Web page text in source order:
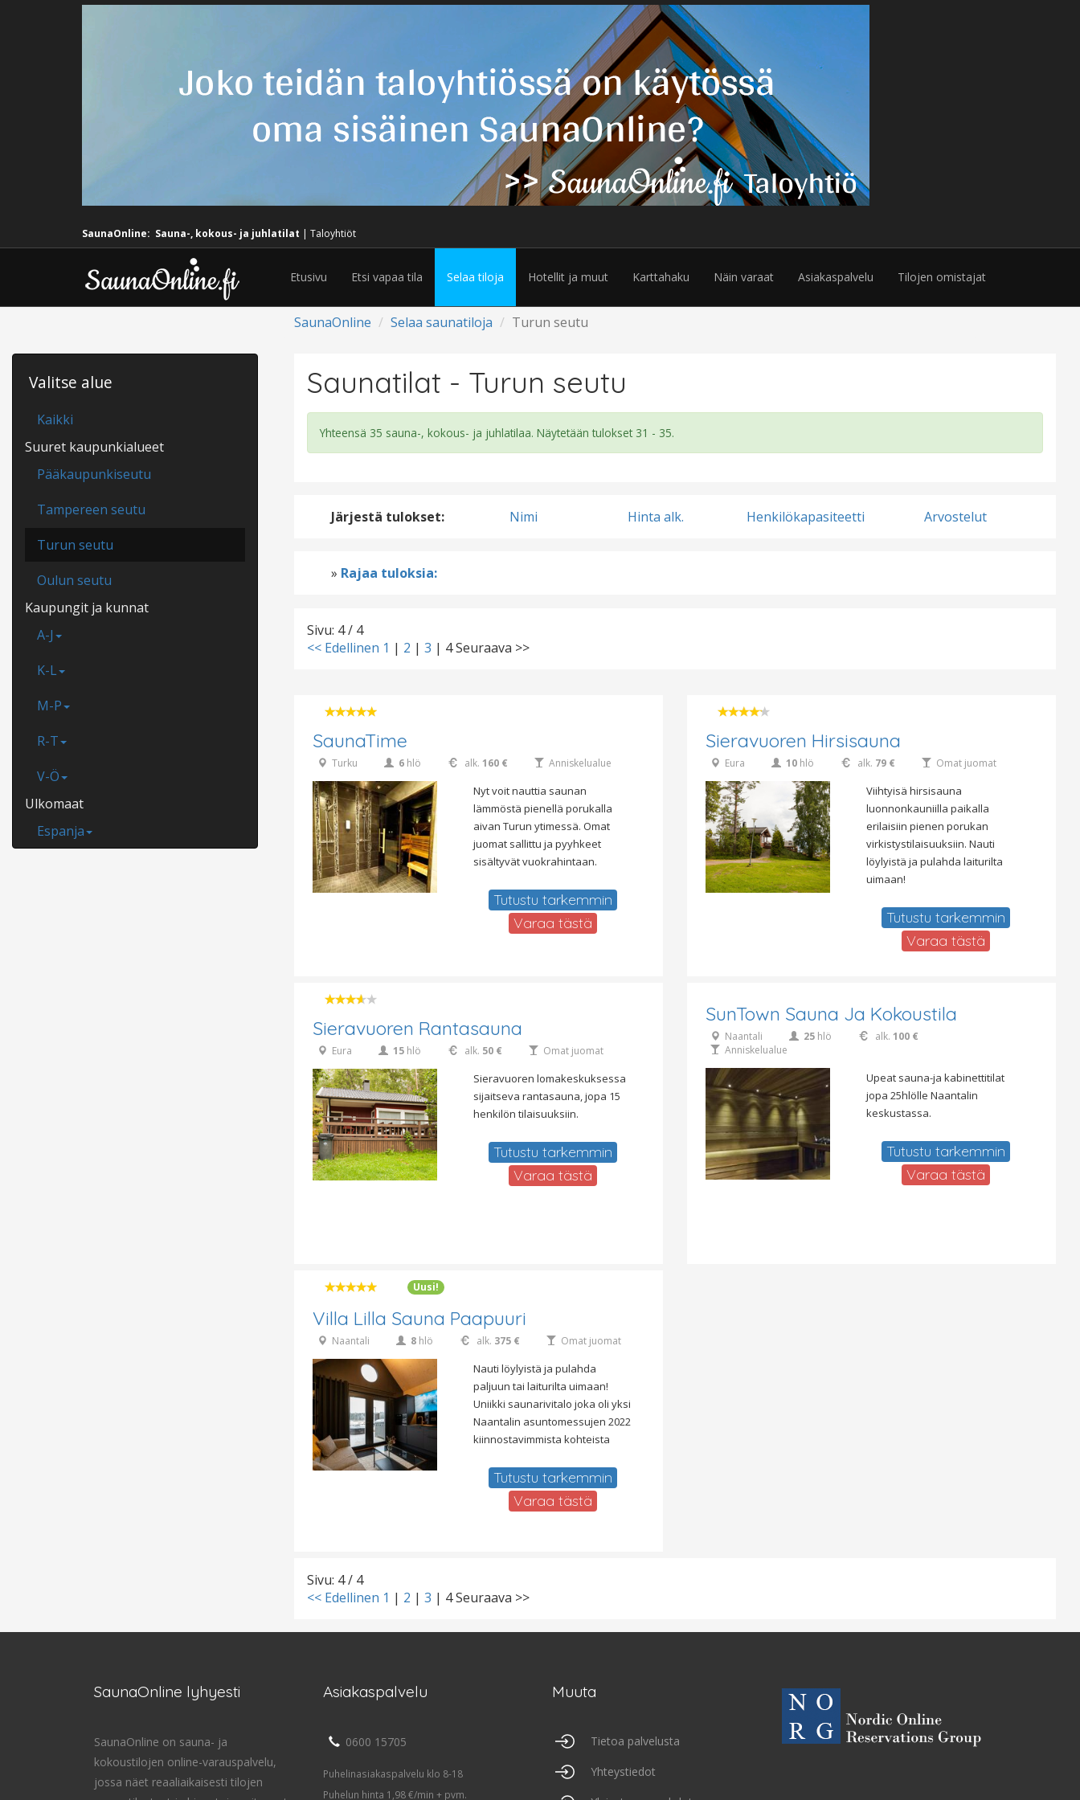
SaunaOnline: Sauna-, kokous- ja juhlatilat | Taloyhtiöt
Etusivu Etsi vapaa tila Selaa tiloja Hotellit ja muut Karttahaku Näin varaat Asiakaspalvelu Tilojen omistajat
SaunaOnline Selaa saunatiloja Turun seutu
Valitse alue
Kaikki
Suuret kaupunkialueet
Pääkaupunkiseutu
Tampereen seutu
Turun seutu
Oulun seutu
Kaupungit ja kunnat
A-J
K-L
M-P
R-T
V-Ö
Ulkomaat
Espanja
Saunatilat - Turun seutu
Yhteensä 35 sauna-, kokous- ja juhlatilaa. Näytetään tulokset 31 - 35.
Järjestä tulokset: Nimi Hinta alk. Henkilökapasiteetti Arvostelut
» Rajaa tuloksia:
Sivu: 4 / 4
<< Edellinen 1 | 2 | 3 | 4Seuraava >>
SaunaTime
Turku 6 hlö alk. 160 € Anniskelualue
Nyt voit nauttia saunan
lämmöstä pienellä porukalla
aivan Turun ytimessä. Omat
juomat sallittu ja pyyhkeet
sisältyvät vuokrahintaan.
Tutustu tarkemmin
Varaa tästä
Sieravuoren Hirsisauna
Eura 10 hlö alk. 79 € Omat juomat
Viihtyisä hirsisauna
luonnonkauniilla paikalla
erilaisiin pienen porukan
virkistystilaisuuksiin. Nauti
löylyistä ja pulahda laiturilta
uimaan!
Tutustu tarkemmin
Varaa tästä
Sieravuoren Rantasauna
Eura 15 hlö alk. 50 € Omat juomat
Sieravuoren lomakeskuksessa
sijaitseva rantasauna, jopa 15
henkilön tilaisuuksiin.
Tutustu tarkemmin
Varaa tästä
SunTown Sauna Ja Kokoustila
Naantali 25 hlö alk. 100 €
Anniskelualue
Upeat sauna-ja kabinettitilat
jopa 25hlölle Naantalin
keskustassa.
Tutustu tarkemmin
Varaa tästä
Uusi!
Villa Lilla Sauna Paapuuri
Naantali 8 hlö alk. 375 € Omat juomat
Nauti löylyistä ja pulahda
paljuun tai laiturilta uimaan!
Uniikki saunarivitalo joka oli yksi
Naantalin asuntomessujen 2022
kiinnostavimmista kohteista
Tutustu tarkemmin
Varaa tästä
Sivu: 4 / 4
<< Edellinen 1 | 2 | 3 | 4Seuraava >>
SaunaOnline lyhyesti
SaunaOnline on sauna- ja
kokoustilojen online-varauspalvelu,
jossa näet reaaliaikaisesti tilojen
Asiakaspalvelu
0600 15705
Puhelinasiakaspalvelu klo 8-18
Puhelun hinta 1,98 €/min + pvm.
Muuta
Tietoa palvelusta
Yhteystiedot